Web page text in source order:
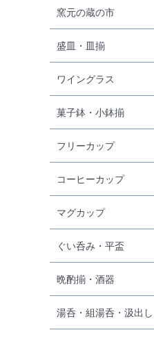
窯元の蔵の市
盛皿・皿揃
ワイングラス
菓子鉢・小鉢揃
フリーカップ
コーヒーカップ
マグカップ
ぐい呑み・平盃
晩酌揃・酒器
湯呑・組湯呑・汲出し